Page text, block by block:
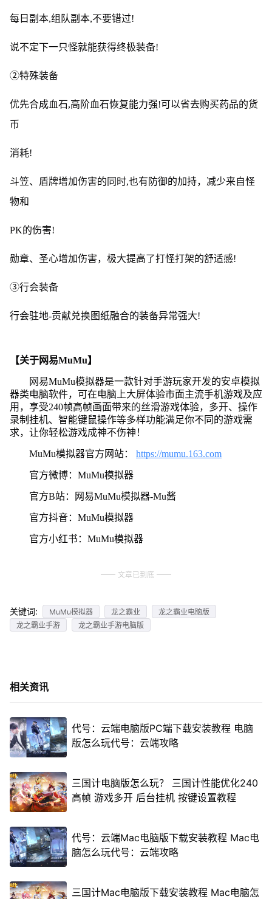
每日副本,组队副本,不要错过!
说不定下一只怪就能获得终极装备!
②特殊装备
优先合成血石,高阶血石恢复能力强!可以省去购买药品的货
币
消耗!
斗笠、盾牌增加伤害的同时,也有防御的加持，减少来自怪
物和
PK的伤害!
勋章、圣心增加伤害，极大提高了打怪打架的舒适感!
③行会装备
行会驻地-贡献兑换图纸融合的装备异常强大!
【关于网易MuMu】
网易MuMu模拟器是一款针对手游玩家开发的安卓模拟
器类电脑软件，可在电脑上大屏体验市面主流手机游戏及应
用，享受240帧高帧画面带来的丝滑游戏体验，多开、操作
录制挂机、智能键鼠操作等多样功能满足你不同的游戏需
求，让你轻松游戏成神不伤神！
MuMu模拟器官方网站： https://mumu.163.com
官方微博：MuMu模拟器
官方B站：网易MuMu模拟器-Mu酱
官方抖音：MuMu模拟器
官方小红书：MuMu模拟器
文章已到底
关键词: MuMu模拟器 龙之霸业
龙之霸业电脑版
龙之霸业手游
龙之霸业手游电脑版
相关资讯
代号：云端电脑版PC端下载安装教程 电脑
版怎么玩代号：云端攻略
三国计电脑版怎么玩？ 三国计性能优化240
高帧 游戏多开 后台挂机 按键设置教程
代号：云端Mac电脑版下载安装教程 Mac电
脑怎么玩代号：云端攻略
三国计Mac电脑版下载安装教程 Mac电脑怎